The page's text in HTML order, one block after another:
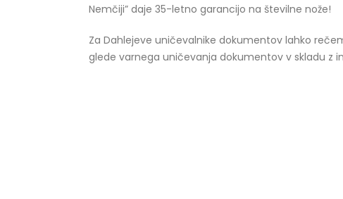
Nemčiji” daje 35-letno garancijo na številne nože!
Za Dahlejeve uničevalnike dokumentov lahko
glede varnega uničevanja dokumentov v skladu z